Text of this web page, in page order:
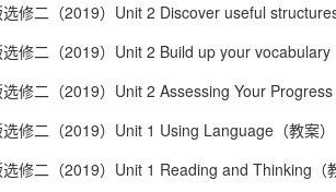
修二（2019）Unit 2 Discover useful
修二（2019）Unit 2 Build up your vocabulary
修二（2019）Unit 2 Assessing Your
修二（2019）Unit 1 Using Language（教案）
修二（2019）Unit 1 Reading and Thinking（